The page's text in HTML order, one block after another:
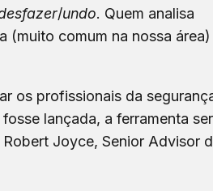
/undo. Quem analisa
(muito comum na nossa
os profissionais da
lançada, a ferramenta
Joyce, Senior Advisor